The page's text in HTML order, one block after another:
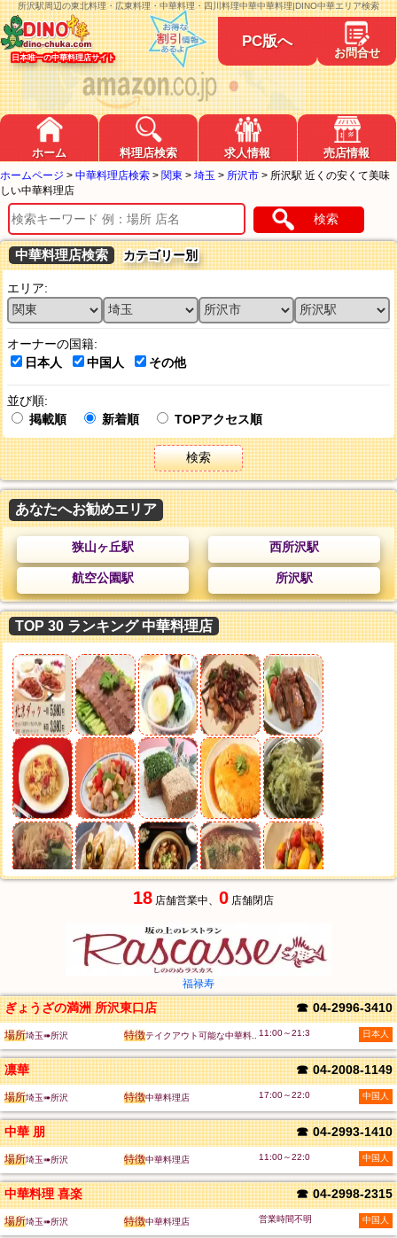
所沢駅周辺の東北料理・広東料理・中華料理・四川料理中華中華料理|DINO中華エリア検索
日本唯一の中華料理店サイト
PC版へ
お問合せ
ホーム 料理店検索 求人情報 売店情報
ホームページ > 中華料理店検索 > 関東 > 埼玉 > 所沢市 > 所沢駅 近くの安くて美味
しい中華料理店
検索
中華料理店検索 カテゴリー別
エリア:
オーナーの国籍:
日本人
中国人 その他
並び順:
掲載順
新着順 TOPアクセス順
検索
あなたへお勧めエリア
狭山ヶ丘駅 西所沢駅
航空公園駅 所沢駅
TOP 30 ランキング 中華料理店
18店舗営業中、 0店舗閉店
福禄寿
ぎょうざの満洲 所沢東口店 ☎ 04-2996-3410
場所埼玉➠所沢 特徴テイクアウト可能な中華料.. 11:00～21:3 日本人
凛華 ☎ 04-2008-1149
場所埼玉➠所沢 特徴中華料理店 17:00～22:0 中国人
中華 朋 ☎ 04-2993-1410
場所埼玉➠所沢 特徴中華料理店 11:00～22:0 中国人
中華料理 喜楽 ☎ 04-2998-2315
場所埼玉➠所沢 特徴中華料理店 営業時間不明 中国人